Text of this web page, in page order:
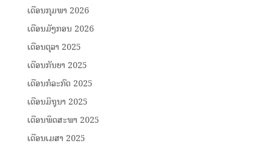
ເດືອນກຸມພາ 2026
ເດືອນມັງກອນ 2026
ເດືອນຕຸລາ 2025
ເດືອນກັນຍາ 2025
ເດືອນກໍລະກົດ 2025
ເດືອນມິຖຸນາ 2025
ເດືອນພຶດສະພາ 2025
ເດືອນເມສາ 2025